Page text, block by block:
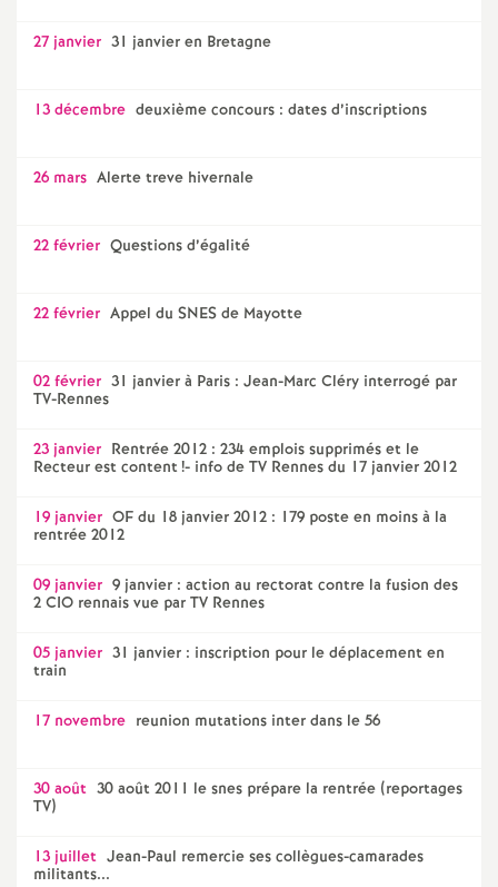
27 janvier 31 janvier en Bretagne
13 décembre deuxième concours : dates d’inscriptions
26 mars Alerte treve hivernale
22 février Questions d’égalité
22 février Appel du SNES de Mayotte
02 février 31 janvier à Paris : Jean-Marc Cléry interrogé par
TV-Rennes
23 janvier Rentrée 2012 : 234 emplois supprimés et le
Recteur est content!- info de TV Rennes du 17 janvier 2012
19 janvier OF du 18 janvier 2012 : 179 poste en moins à la
rentrée 2012
09 janvier 9 janvier : action au rectorat contre la fusion des
2 CIO rennais vue par TV Rennes
05 janvier 31 janvier : inscription pour le déplacement en
train
17 novembre reunion mutations inter dans le 56
30 août 30 août 2011 le snes prépare la rentrée (reportages
TV)
13 juillet Jean-Paul remercie ses collègues-camarades
militants...